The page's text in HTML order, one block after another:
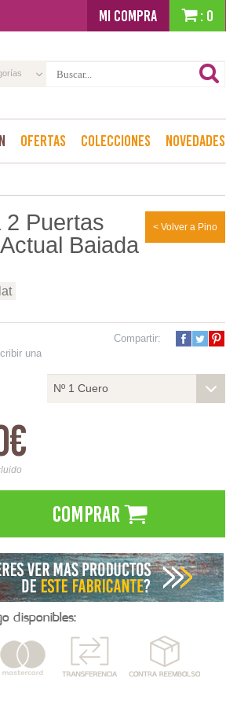
MI COMPRA : 0
Ofertas Colecciones Novedades
< Volver a Pino
2 Puertas
Baiada
una
Compartir:
Nº 1 Cuero
Comprar
disponibles: